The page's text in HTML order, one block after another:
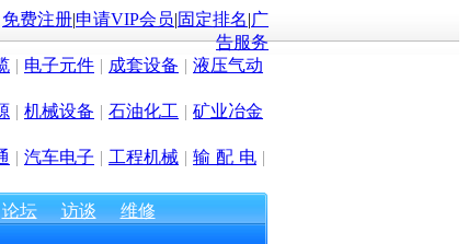
免费注册|申请VIP会员|固定排名|广
告服务
| 电子元件 | 成套设备 | 液压气动
| 机械设备 | 石油化工 | 矿业冶金
| 汽车电子 | 工程机械 | 输 配 电 |
论坛 访谈 维修